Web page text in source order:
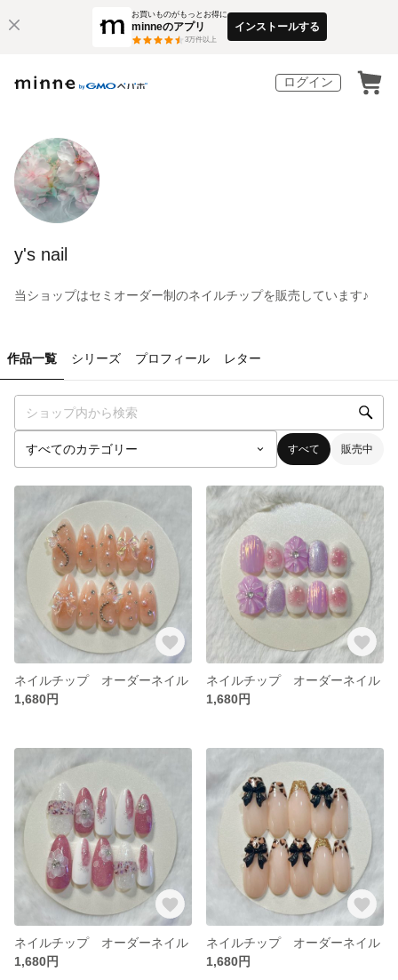
お買いものがもっとお得に
minneのアプリ
3万件以上
インストールする
ログイン
y's nail
当ショップはセミオーダー制のネイルチップを販売しています♪
作品一覧 シリーズ プロフィール レター
すべて 販売中
ネイルチップ オーダーネイル
1,680円
ネイルチップ オーダーネイル
1,680円
ネイルチップ オーダーネイル
1,680円
ネイルチップ オーダーネイル
1,680円